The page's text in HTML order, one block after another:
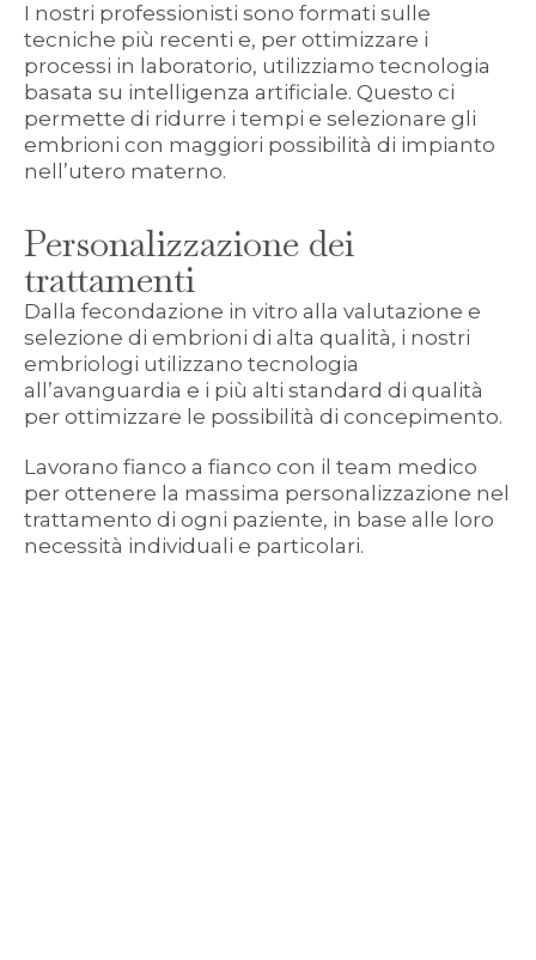
I nostri professionisti sono formati sulle
tecniche più recenti e, per ottimizzare i
processi in laboratorio, utilizziamo tecnologia
basata su intelligenza artificiale. Questo ci
permette di ridurre i tempi e selezionare gli
embrioni con maggiori possibilità di impianto
nell’utero materno.
Personalizzazione dei
trattamenti
Dalla fecondazione in vitro alla valutazione e
selezione di embrioni di alta qualità, i nostri
embriologi utilizzano tecnologia
all’avanguardia e i più alti standard di qualità
per ottimizzare le possibilità di concepimento.
Lavorano fianco a fianco con il team medico
per ottenere la massima personalizzazione nel
trattamento di ogni paziente, in base alle loro
necessità individuali e particolari.